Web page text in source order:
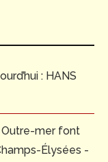
: HANS
Outre-mer font
Élysées -